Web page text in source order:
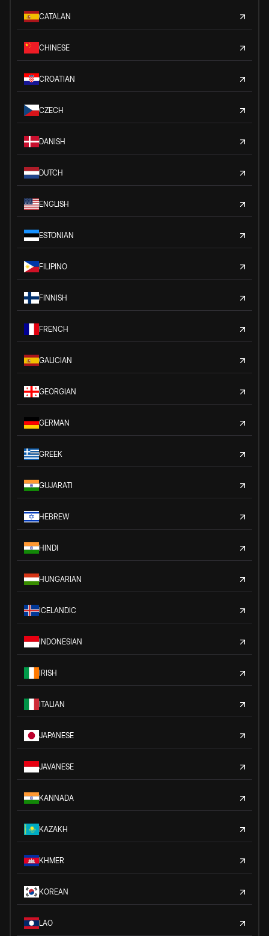
CATALAN
CHINESE
CROATIAN
CZECH
DANISH
DUTCH
ENGLISH
ESTONIAN
FILIPINO
FINNISH
FRENCH
GALICIAN
GEORGIAN
GERMAN
GREEK
GUJARATI
HEBREW
HINDI
HUNGARIAN
ICELANDIC
INDONESIAN
IRISH
ITALIAN
JAPANESE
JAVANESE
KANNADA
KAZAKH
KHMER
KOREAN
LAO